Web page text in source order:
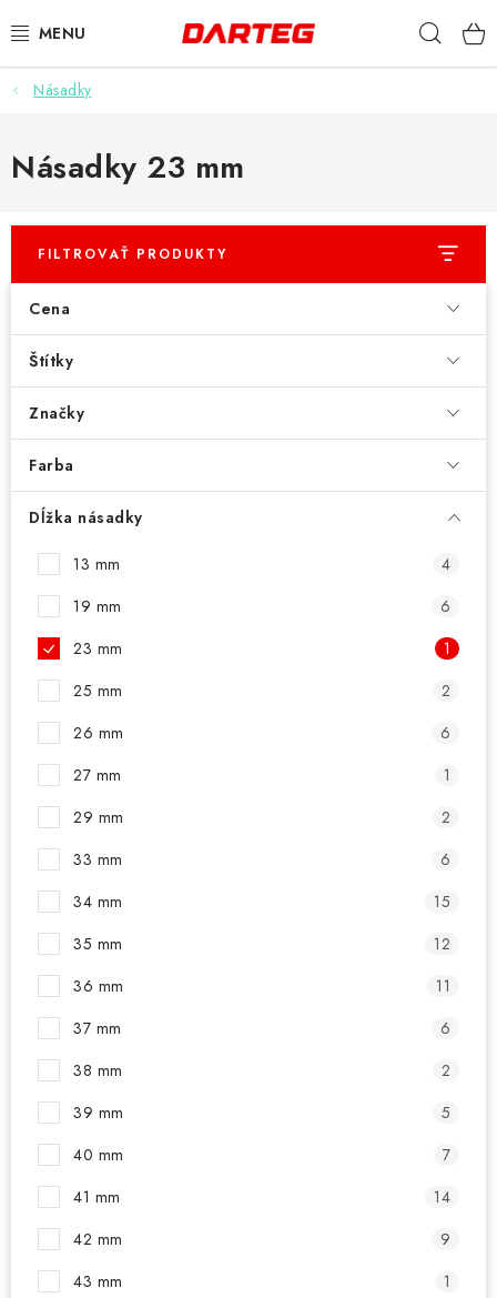
na
ŠÍPKY
TERČE
HROTY
PUZDRÁ
PRÍSLUŠENSTVO
OBLEČENIE
HRÁČI
TERČE A ŠÍPKY
DARČEKOVÉ POUKAZY
NOVINKY
Kontakty Hodnotenie obchodu
Násadky
Násadky 23 mm
FILTROVAŤ PRODUKTY
Cena
Štítky
Značky
Farba
Dĺžka násadky
13 mm
4
19 mm
6
23 mm
1
25 mm
2
26 mm
6
27 mm
1
29 mm
2
33 mm
6
34 mm
15
35 mm
12
36 mm
11
37 mm
6
38 mm
2
39 mm
5
40 mm
7
41 mm
14
42 mm
9
43 mm
1